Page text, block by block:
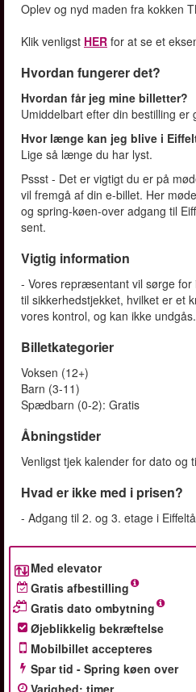
Oplev og nyd maden fra kokken
Klik venligst HER for at se et
Hvordan fungerer det?
Hvordan får jeg mine billetter?
Umiddelbart efter din bestilling
Hvor længe kan jeg blive i
Lige så længe du har lyst.
Pssst - Det er vigtigt du er på
vil fremgå af din e-billet. Her
og spring-køen-over adgang til
sent.
Vigtig information
- Vores repræsentant vil sørge
til sikkerhedstjekket, hvilket er et
vores kontrol, og kan ikke undgås.
Billetkategorier
Voksen (12+)
Barn (3-11)
Spædbarn (0-2): Gratis
Åbningstider
Venligst tjek kalender for dato og
Hvad er ikke med i prisen?
- Adgang til 2. og 3. etage i
Med elevator
Gratis afbestilling
Gratis dato ombytning
Øjeblikkelig bekræftelse
Mobilbillet accepteres
Spar tid - Spring køen over
Varighed: timer